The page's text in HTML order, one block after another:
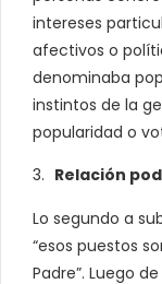
intereses
afectivos o
denominaba
instintos de la
popularidad o
Relación
Lo segundo a
“esos puestos
Padre”. Luego